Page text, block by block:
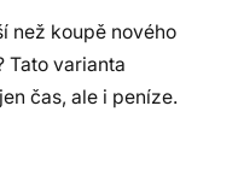
než koupě nového
Tato varianta
čas, ale i peníze.